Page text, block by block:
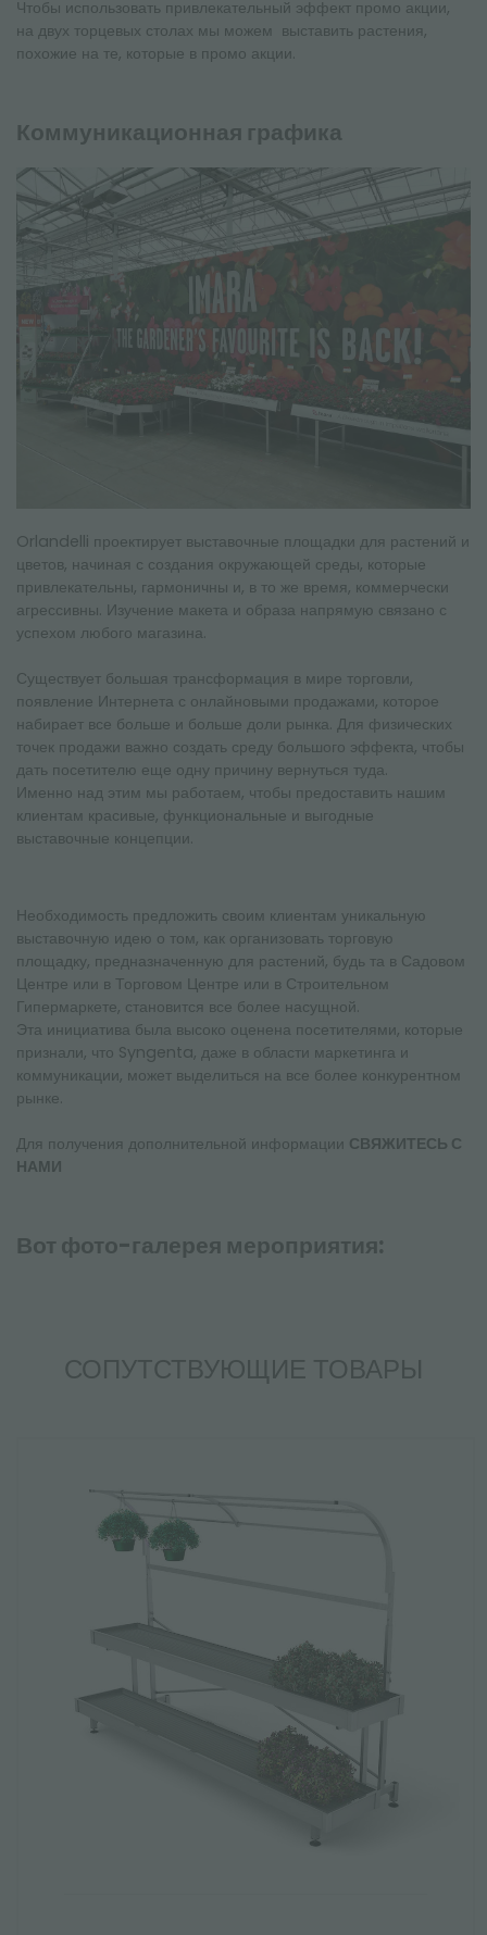
Чтобы использовать привлекательный эффект промо акции,
на двух торцевых столах мы можем выставить растения,
похожие на те, которые в промо акции.
Коммуникационная графика
Orlandelli проектирует выставочные площадки для растений и
цветов, начиная с создания окружающей среды, которые
привлекательны, гармоничны и, в то же время, коммерчески
агрессивны. Изучение макета и образа напрямую связано с
успехом любого магазина.
Существует большая трансформация в мире торговли,
появление Интернета с онлайновыми продажами, которое
набирает все больше и больше доли рынка. Для физических
точек продажи важно создать среду большого эффекта, чтобы
дать посетителю еще одну причину вернуться туда.
Именно над этим мы работаем, чтобы предоставить нашим
клиентам красивые, функциональные и выгодные
выставочные концепции.
Необходимость предложить своим клиентам уникальную
выставочную идею о том, как организовать торговую
площадку, предназначенную для растений, будь та в Садовом
Центре или в Торговом Центре или в Строительном
Гипермаркете, становится все более насущной.
Эта инициатива была высоко оценена посетителями, которые
признали, что Syngenta, даже в области маркетинга и
коммуникации, может выделиться на все более конкурентном
рынке.
Для получения дополнительной информации СВЯЖИТЕСЬ С
НАМИ
Вот фото-галерея мероприятия:
СОПУТСТВУЮЩИЕ ТОВАРЫ